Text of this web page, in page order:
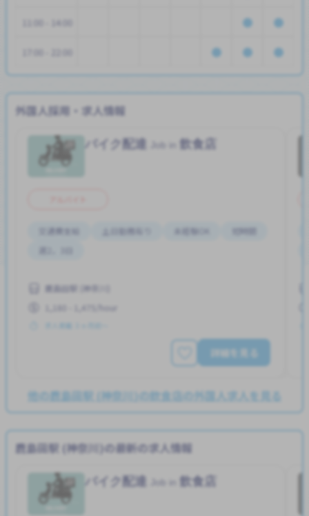
11:00 - 14:00
外国人採用・求人情報
バイク配達 飲食店
交通費支給 土日勤務有り 未経験OK
短時間
週2，3日
鹿島田駅 (神奈川)
1,180 - 1,475/hour
求人掲載 ３ヶ月前〜
詳細を見る
他の鹿島田駅 (神奈川)の飲食店の外国人求人を見る
鹿島田駅 (神奈川)の最新の求人情報
バイク配達 飲食店